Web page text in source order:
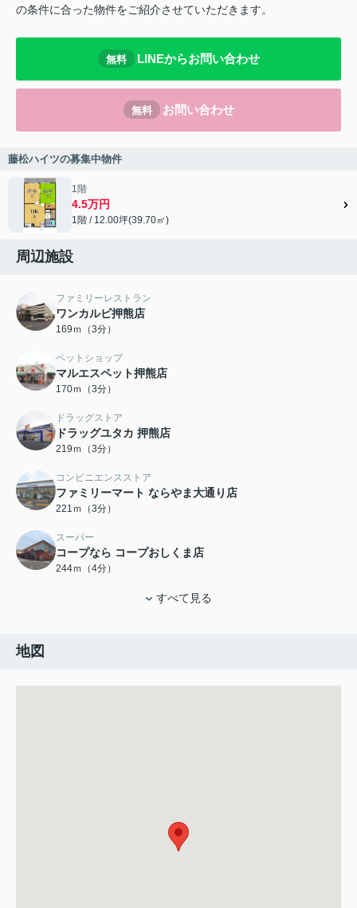
の条件に合った物件をご紹介させていただきます。
無料 LINEからお問い合わせ
無料 お問い合わせ
藤松ハイツの募集中物件
1階
4.5万円
1階 / 12.00坪(39.70㎡)
周辺施設
ファミリーレストラン
ワンカルビ押熊店
169ｍ（3分）
ペットショップ
マルエスペット押熊店
170ｍ（3分）
ドラッグストア
ドラッグユタカ 押熊店
219ｍ（3分）
コンビニエンスストア
ファミリーマート ならやま大通り店
221ｍ（3分）
スーパー
コープなら コープおしくま店
244ｍ（4分）
すべて見る
地図